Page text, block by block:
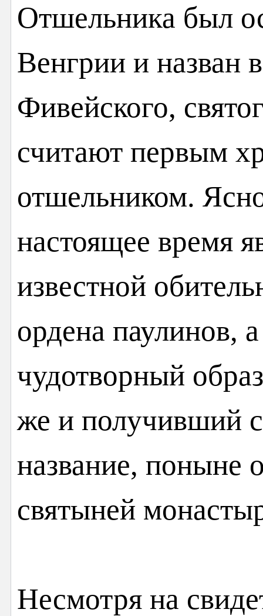
Отшельника был
Венгрии и назван
Фивейского,
считают первым
отшельником.
настоящее время
известной
ордена паулинов,
чудотворный
же и получивший
название, поныне
святыней
Несмотря на